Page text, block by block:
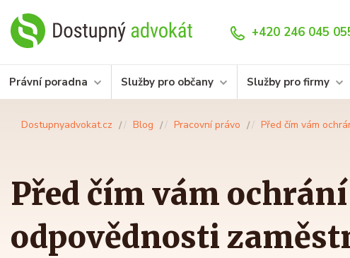
+420 246 045
Právní poradna Služby pro občany Služby pro firmy
Dostupnyadvokat.cz Blog Pracovní právo Před čím vám
Před čím vám
odpovědnosti